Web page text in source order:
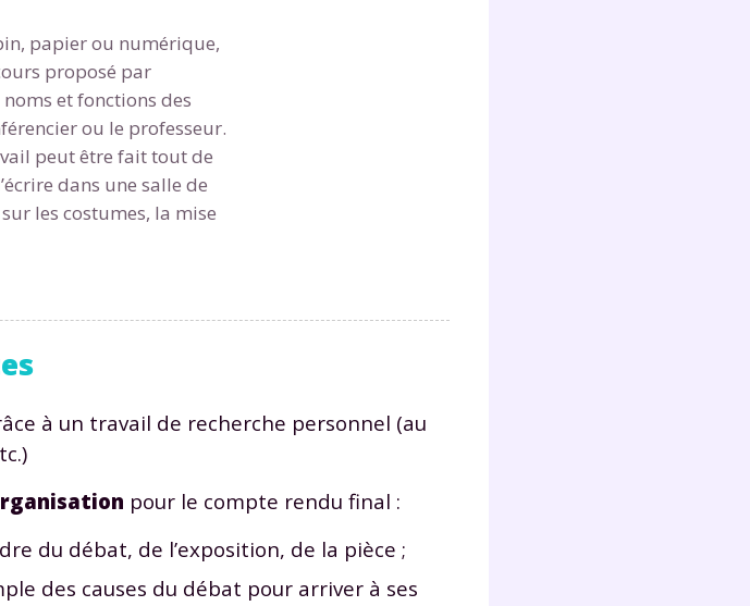
papier ou numérique,
proposé par
et fonctions des
ou le professeur.
peut être fait tout de
dans une salle de
les costumes, la mise
à un travail de recherche personnel (au
pour le compte rendu final :
du débat, de l’exposition, de la pièce ;
des causes du débat pour arriver à ses
pendant 24h
soutien scolaire !
,
Tout le programme scolaire
du CP à la Terminale